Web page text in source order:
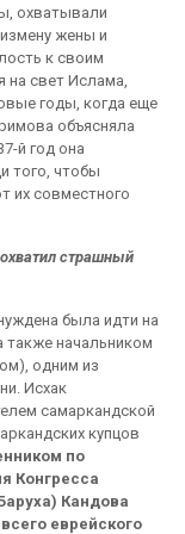
охватывали
жены и
к своим
свет Ислама,
годы, когда еще
объясняла
й год она
того, чтобы
их совместного
страшный
была идти на
также начальником
одним из
Исхак
самаркандской
купцов
по
Конгресса
Кандова
еврейского